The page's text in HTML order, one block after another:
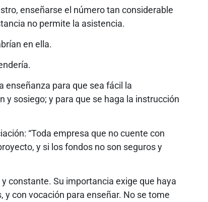
enseñarse el número tan considerable
no permite la asistencia.
en ella.
enseñanza para que sea fácil la
y sosiego; y para que se haga la instrucción
“Toda empresa que no cuente con
y si los fondos no son seguros y
constante. Su importancia exige que haya
con vocación para enseñar. No se tome